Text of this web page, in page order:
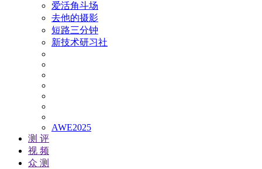
爱活角斗场
去他的摄影
短路三分钟
新技术研习社
AWE2025
测 评
视 频
众 测